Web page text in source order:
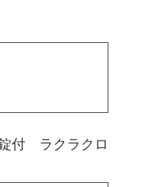
付 ラクラクロ